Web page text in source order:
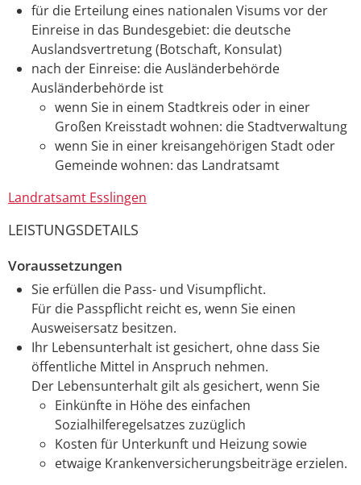
für die Erteilung eines nationalen Visums vor der
Einreise in das Bundesgebiet: die deutsche
Auslandsvertretung (Botschaft, Konsulat)
nach der Einreise: die Ausländerbehörde
Ausländerbehörde ist
wenn Sie in einem Stadtkreis oder in einer
Großen Kreisstadt wohnen: die Stadtverwaltung
wenn Sie in einer kreisangehörigen Stadt oder
Gemeinde wohnen: das Landratsamt
Landratsamt Esslingen
LEISTUNGSDETAILS
Voraussetzungen
Sie erfüllen die Pass- und Visumpflicht.
Für die Passpflicht reicht es, wenn Sie einen
Ausweisersatz besitzen.
Ihr Lebensunterhalt ist gesichert, ohne dass Sie
öffentliche Mittel in Anspruch nehmen.
Der Lebensunterhalt gilt als gesichert, wenn Sie
Einkünfte in Höhe des einfachen
Sozialhilferegelsatzes zuzüglich
Kosten für Unterkunft und Heizung sowie
etwaige Krankenversicherungsbeiträge erzielen.